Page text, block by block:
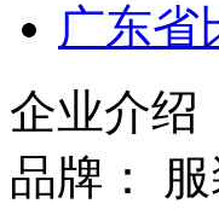
广东省
企业介绍
品牌：